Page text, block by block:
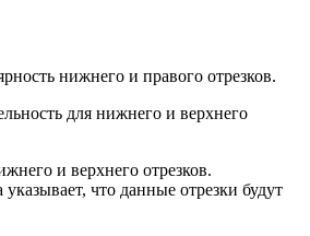
нижнего и правого отрезков.
для нижнего и верхнего
и верхнего отрезков.
указывает, что данные отрезки будут